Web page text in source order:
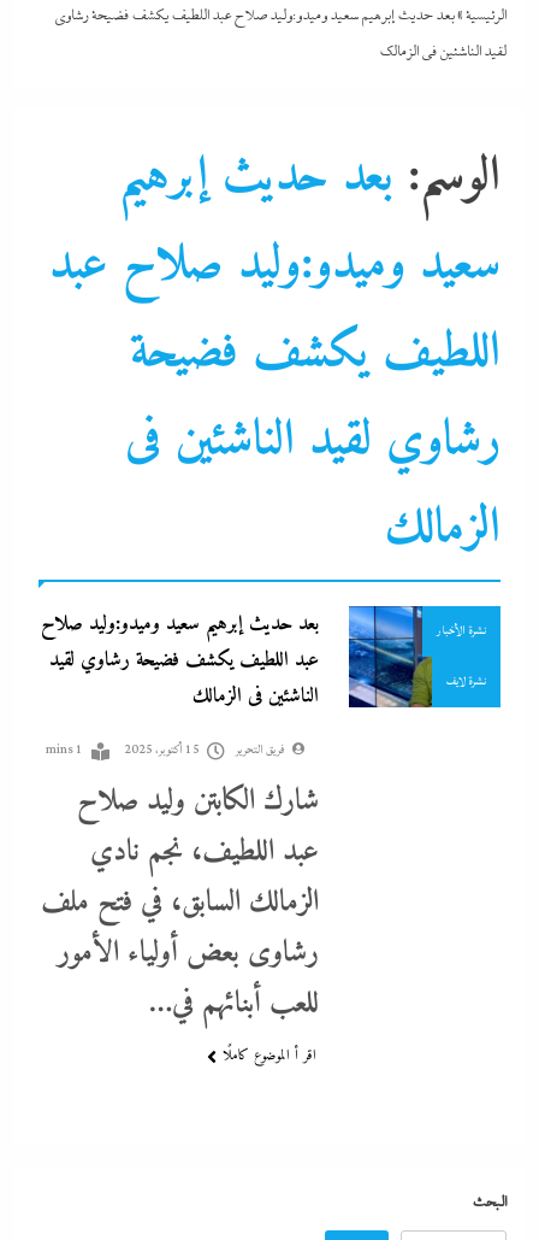
الرئيسية»بعد حديث إبرهيم سعيد وميدو:وليد صلاح عبد اللطيف يكشف فضيحة رشاوي
لقيد الناشئين فى الزمالك
الوسم: بعد حديث إبرهيم
سعيد وميدو:وليد صلاح عبد
اللطيف يكشف فضيحة
رشاوي لقيد الناشئين فى
الزمالك
جاءنا الآن رياضة
سوشيال ميديا
نشرة الأخبار
نشرة لايف
بعد حديث إبرهيم سعيد وميدو:وليد صلاح
عبد اللطيف يكشف فضيحة رشاوي لقيد
الناشئين فى الزمالك
فريق التحرير 15 أكتوبر، 2025 1 mins
شارك الكابتن وليد صلاح
عبد اللطيف، نجم نادي
الزمالك السابق، في فتح ملف
رشاوى بعض أولياء الأمور
للعب أبنائهم في…
اقر أ الموضوع كاملًا
البحث
اتهامات مخابراتية غربية: إيران تعرض “صفقة مضيق” على الصين وروسيا
لتوريطهما مباشرة في صراع هرمز بترقب أمريكي إسرائيلى